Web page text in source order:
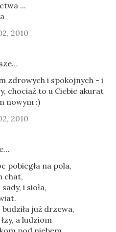
...
2010
zdrowych i spokojnych - i
chociaż to u Ciebie akurat
nowym :)
2010
pobiegła na pola,
chat,
i sioła,
budziła już drzewa,
a ludziom